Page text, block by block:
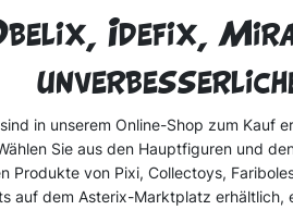
Idefix,
in unserem Online-Shop zum Kauf
Sie aus den Hauptfiguren und
Produkte von Pixi, Collectoys,
auf dem Asterix-Marktplatz